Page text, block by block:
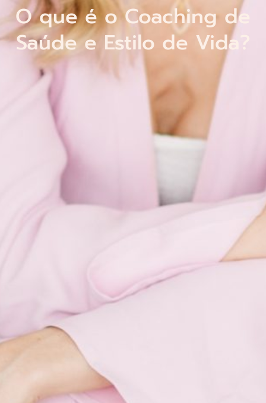
O que é o Coaching de
Saúde e Estilo de Vida?